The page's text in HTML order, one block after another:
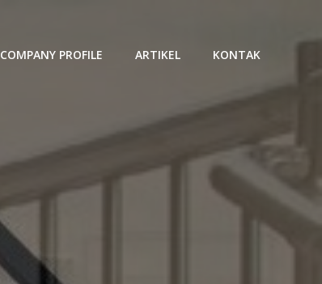
COMPANY PROFILE ARTIKEL KONTAK